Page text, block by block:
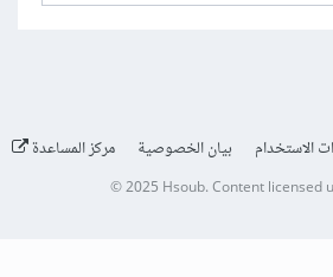
الاستخدام بيان الخصوصية مركز المساعدة
© 2025 Hsoub.Content licensed